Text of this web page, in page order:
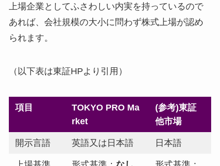
上場企業としてふさわしい内実を持っているので
あれば、会社規模の大小に問わず株式上場が認め
られます。
（以下表は東証HPより引用）
項目
TOKYO PRO Ma
rket
(参考)東証
他市場
開示言語 英語又は日本語 日本語